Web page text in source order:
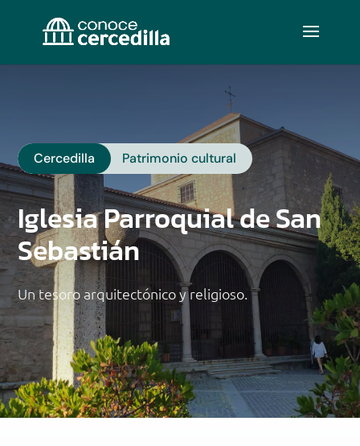
Cercedilla Patrimonio cultural
Iglesia Parroquial de San
Sebastián
Un tesoro arquitectónico y religioso.